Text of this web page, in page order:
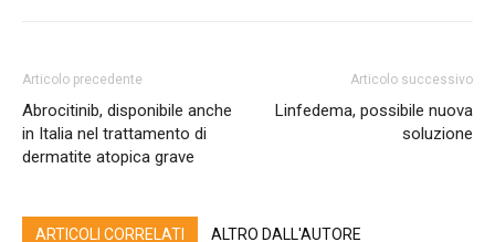
Articolo precedente
Abrocitinib, disponibile anche
in Italia nel trattamento di
dermatite atopica grave
Articolo successivo
Linfedema, possibile nuova
soluzione
ARTICOLI CORRELATI ALTRO DALL'AUTORE